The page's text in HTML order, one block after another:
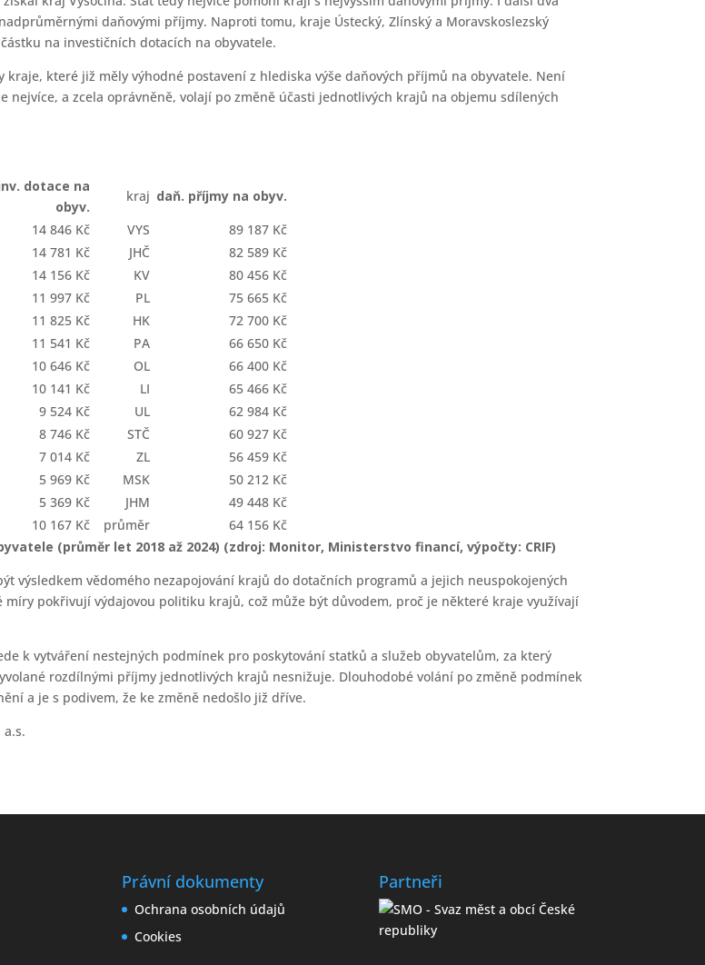
daňovými příjmy. Naproti tomu, kraje Ústecký, Zlínský a Moravskoslezský
na investičních dotacích na obyvatele.
které již měly výhodné postavení z hlediska výše daňových příjmů na obyvatele. Není
a zcela oprávněně, volají po změně účasti jednotlivých krajů na objemu sdílených
dotace na
obyv.
kraj daň. příjmy na obyv.
14 846 Kč VYS
89 187 Kč
14 781 Kč JHČ
82 589 Kč
14 156 Kč KV
80 456 Kč
11 997 Kč PL
75 665 Kč
11 825 Kč HK
72 700 Kč
11 541 Kč PA
66 650 Kč
10 646 Kč OL
66 400 Kč
10 141 Kč LI
65 466 Kč
9 524 Kč UL
62 984 Kč
8 746 Kč STČ
60 927 Kč
7 014 Kč ZL
56 459 Kč
5 969 Kč MSK
50 212 Kč
5 369 Kč JHM
49 448 Kč
10 167 Kč průměr
64 156 Kč
(průměr let 2018 až 2024) (zdroj: Monitor, Ministerstvo financí, výpočty: CRIF)
výsledkem vědomého nezapojování krajů do dotačních programů a jejich neuspokojených
pokřivují výdajovou politiku krajů, což může být důvodem, proč je některé kraje využívají
k vytváření nestejných podmínek pro poskytování statků a služeb obyvatelům, za který
rozdílnými příjmy jednotlivých krajů nesnižuje. Dlouhodobé volání po změně podmínek
a je s podivem, že ke změně nedošlo již dříve.
Právní dokumenty
Ochrana osobních údajů
Cookies
Partneři